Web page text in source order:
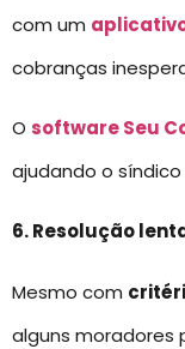
com um
cobranças
O software Seu
ajudando o
6. Resolução
Mesmo com
alguns moradores